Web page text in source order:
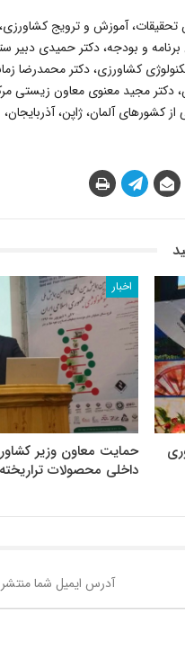
تحقیقات، آموزش و ترویج
و بودجه، دکتر حمیدی دبیر
کشاورزی، دکتر محمدرضا
مجید معنوی معاون زیستی
کشورهای آلمان، ژاپن،
اخبار
حمایت معاون وزیر
داخلی محصولات تراریخته
آدرس ایمیل شما